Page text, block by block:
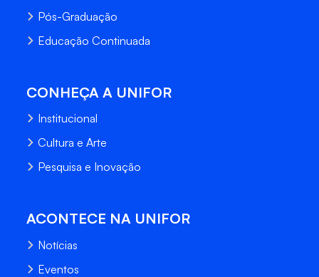
Pós-Graduação
Educação Continuada
CONHEÇA A UNIFOR
Institucional
Cultura e Arte
Pesquisa e Inovação
ACONTECE NA UNIFOR
Notícias
Eventos